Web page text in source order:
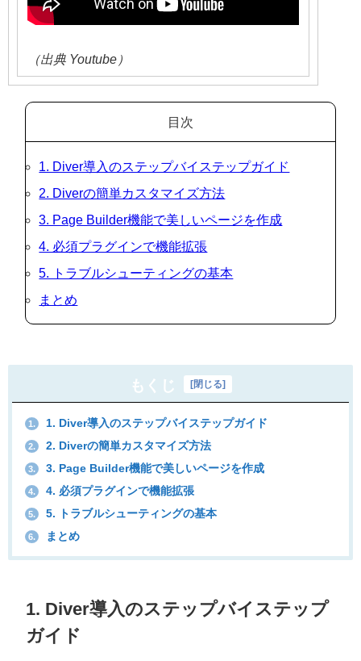
（出典 Youtube）
目次
1. Diver導入のステップバイステップガイド
2. Diverの簡単カスタマイズ方法
3. Page Builder機能で美しいページを作成
4. 必須プラグインで機能拡張
5. トラブルシューティングの基本
まとめ
もくじ 閉じる
1. 1. Diver導入のステップバイステップガイド
2. 2. Diverの簡単カスタマイズ方法
3. 3. Page Builder機能で美しいページを作成
4. 4. 必須プラグインで機能拡張
5. 5. トラブルシューティングの基本
6. まとめ
1. Diver導入のステップバイステップ
ガイド